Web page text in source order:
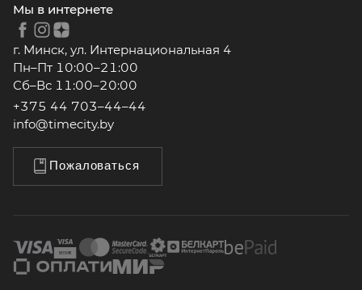
Мы в интернете
г. Минск, ул. Интернациональная 4
Пн–Пт 10:00–21:00
Сб–Вс 11:00–20:00
+375 44 703–44–44
info@timecity.by
Пожаловаться